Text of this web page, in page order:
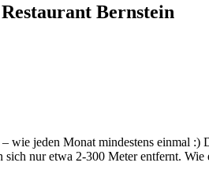
Bernstein
jeden Monat mindestens einmal
sich nur etwa 2-300 Meter entfernt.